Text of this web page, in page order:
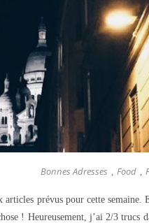
Bonnes Adresses Food
prévus pour cette semaine.
! Heureusement, j’ai 2/3 trucs